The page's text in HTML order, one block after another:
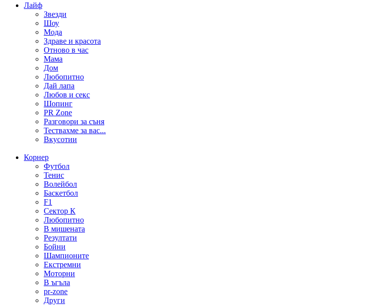
Лайф
Звезди
Шоу
Мода
Здраве и красота
Отново в час
Мама
Дом
Любопитно
Дай лапа
Любов и секс
Шопинг
PR Zone
Разговори за съня
Тествахме за вас...
Вкусотии
Корнер
Футбол
Тенис
Волейбол
Баскетбол
F1
Сектор К
Любопитно
В мишената
Резултати
Бойни
Шампионите
Екстремни
Моторни
В ъгъла
pr-zone
Други